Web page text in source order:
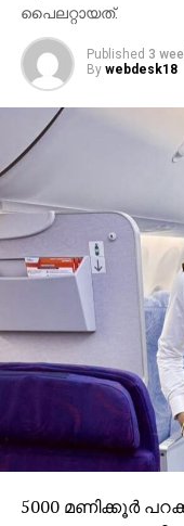
പൈലറ്റായത്.
Published 3
By webdesk18
5000 മണിക്കൂർ